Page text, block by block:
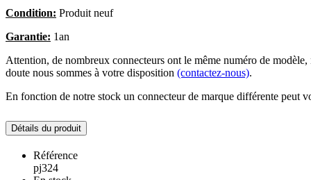
Condition: Produit neuf
Garantie: 1an
Attention, de nombreux connecteurs ont le même numéro de
doute nous sommes à votre disposition (contactez-nous).
En fonction de notre stock un connecteur de marque différente peut
Détails du produit
Référence
pj324